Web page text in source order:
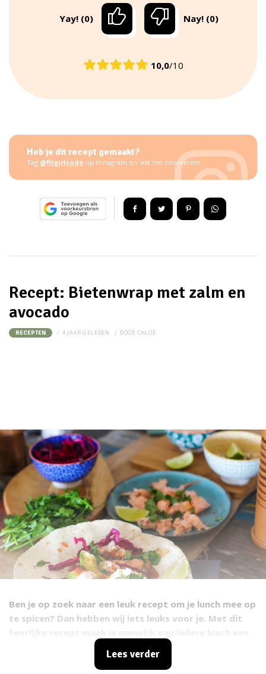
Yay! (0) Nay! (0)
10,0/10
Heb je dit recept gemaakt?
Tag @fitgirlcode op Instagram en laat het ons weten!
Recept: Bietenwrap met zalm en
avocado
RECEPTEN 4 JAAR GELEDEN DOOR CHLOE
Ben je op zoek naar een leuk recept om je lunch mee op
te spicen? Dan hebben wij iets leuks voor je. Met dit
feestje. En dat niet alleen: het is ook nog eens super
gezond. Lees gerust even mee, want zo maak je een
Lees verder